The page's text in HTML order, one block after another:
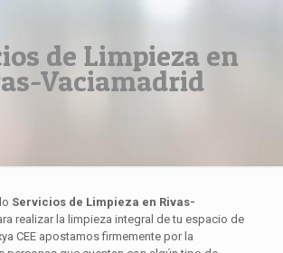
de Limpieza en
Vaciamadrid
Servicios de Limpieza en Rivas-
realizar la limpieza integral de tu espacio de
CEE apostamos firmemente por la